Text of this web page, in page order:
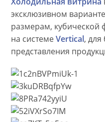
эксклюзивном
размерам, кубической
на системеVertical, для
представления